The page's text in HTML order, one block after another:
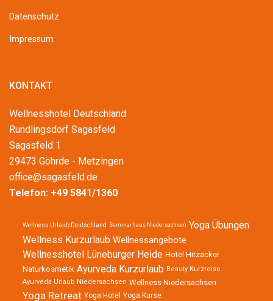
Datenschutz
Impressum
KONTAKT
Wellnesshotel Deutschland
Rundlingsdorf Sagasfeld
Sagasfeld 1
29473 Göhrde - Metzingen
office@sagasfeld.de
Telefon: +49 5841/1360
Wellness Urlaub Deutschland Seminarhaus Niedersachsen Yoga Übungen
Wellness Kurzurlaub Wellnessangebote
Wellnesshotel Lüneburger Heide Hotel Hitzacker
Naturkosmetik Ayurveda Kurzurlaub Beauty Kurzreise
Ayurveda Urlaub Niedersachsen Wellness Niedersachsen
Yoga Retreat Yoga Hotel Yoga Kurse